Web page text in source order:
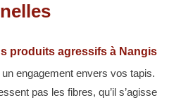
produits agressifs à Nangis
engagement envers vos tapis.
pas les fibres, qu’il s’agisse